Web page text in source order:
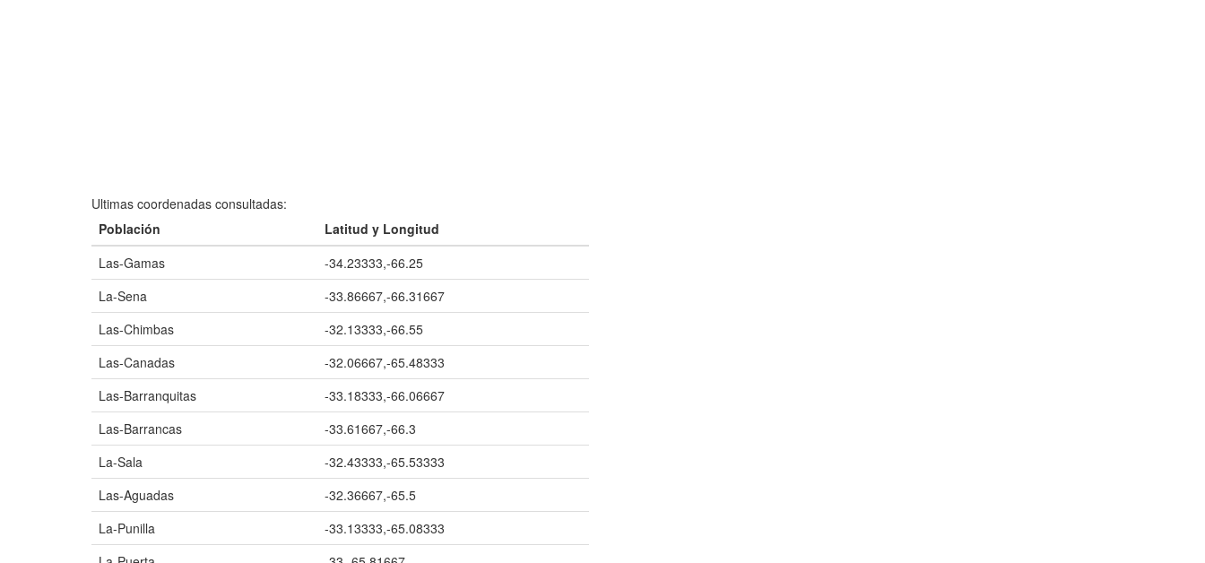
Ultimas coordenadas consultadas:
Población
Latitud y Longitud
Las-Gamas
-34.23333,-66.25
La-Sena
-33.86667,-66.31667
Las-Chimbas
-32.13333,-66.55
Las-Canadas
-32.06667,-65.48333
Las-Barranquitas
-33.18333,-66.06667
Las-Barrancas
-33.61667,-66.3
La-Sala
-32.43333,-65.53333
Las-Aguadas
-32.36667,-65.5
La-Punilla
-33.13333,-65.08333